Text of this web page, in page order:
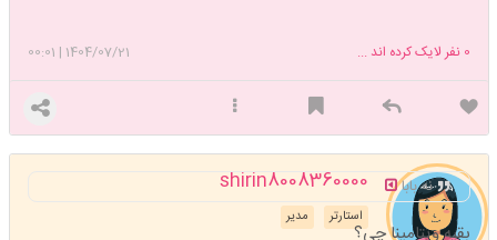
1404/07/21
|
00:01 0 نفر لایک کرده اند ...
shirin8008360000
مدیر استارتر
نه بابا
بقیه ویتامینا چی؟